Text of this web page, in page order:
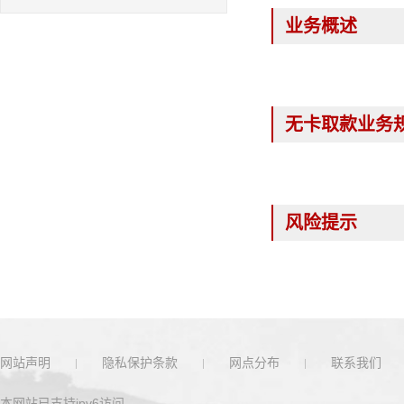
业务概述
无卡取款业务
风险提示
网站声明 隐私保护条款 网点分布 联系我们